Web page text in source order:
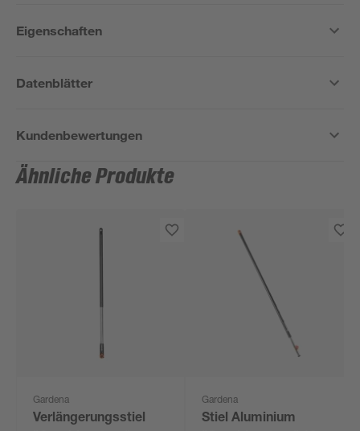
Eigenschaften
Datenblätter
Kundenbewertungen
Ähnliche Produkte
Gardena
Verlängerungsstiel
Gardena
Stiel Aluminium